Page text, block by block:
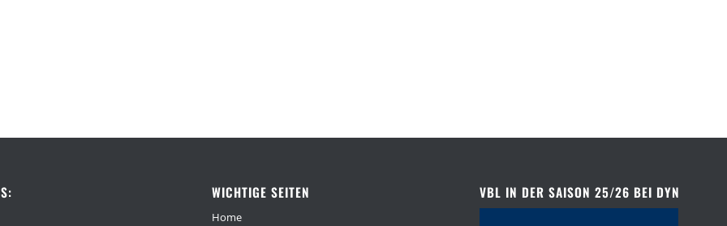
WICHTIGE SEITEN
Home
VBL IN DER SAISON 25/26 BEI DYN